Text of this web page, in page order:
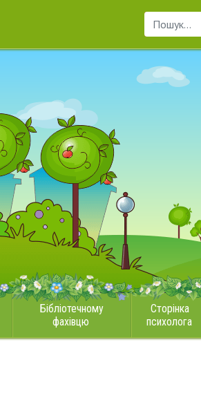
Пошук...
Бібліотечному
фахівцю
Сторінка
психолога